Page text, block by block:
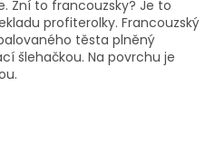
Zní to francouzsky? Je to
profiterolky. Francouzský
těsta plněný
šlehačkou. Na povrchu je